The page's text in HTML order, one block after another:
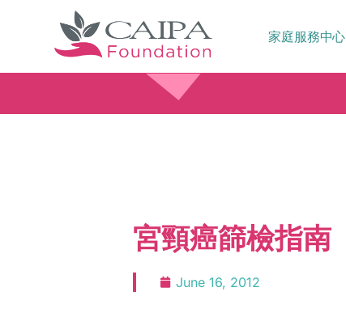
家庭服務中心
宮頸癌篩檢指南
June 16, 2012